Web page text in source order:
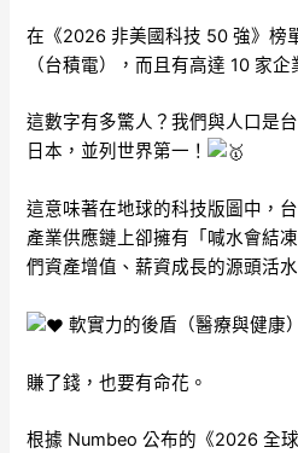
在《2026 非美國科技 50 強》榜
（台積電），而且有高達 10 家企
這數字有多驚人？我們與人口是
日本，並列世界第一！
這意味著在地球的科技版圖中，
產業供應鏈上卻擁有「喊水會結
們資產增值、薪資成長的源頭活水
軟實力的後盾（醫療與健康）
賺了錢，也要有命花。
根據 Numbeo 公布的《2026 全